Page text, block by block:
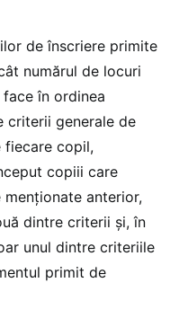
de înscriere primite
numărul de locuri
în ordinea
criterii generale de
fiecare copil,
copiii care
anterior,
dintre criterii și, în
unul dintre criteriile
primit de